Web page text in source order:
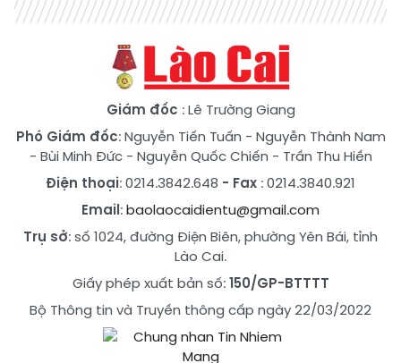
Giám đốc : Lê Trường Giang
Phó Giám đốc:Nguyễn Tiến Tuấn - Nguyễn Thành Nam
- Bùi Minh Đức- Nguyễn Quốc Chiến - Trần Thu Hiền
Điện thoại: 0214.3842.648 - Fax : 0214.3840.921
Email:baolaocaidientu@gmail.com
Trụ sở: số 1024, đường Điện Biên, phường Yên Bái, tỉnh
Lào Cai.
Giấy phép xuất bản số:150/GP-BTTTT
Bộ Thông tin và Truyền thông cấp ngày 22/03/2022